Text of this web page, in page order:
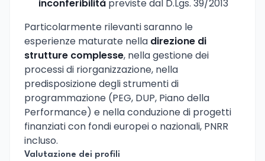
inconferibilità previste dal D.Lgs. 39/2013
Particolarmente rilevanti saranno le
esperienze maturate nella direzione di
strutture complesse, nella gestione dei
processi di riorganizzazione, nella
predisposizione degli strumenti di
programmazione (PEG, DUP, Piano della
Performance) e nella conduzione di progetti
finanziati con fondi europei o nazionali, PNRR
incluso.
Valutazione dei profili